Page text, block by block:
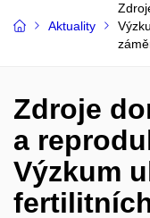
Aktuality
Zdroje
a
Výzkum